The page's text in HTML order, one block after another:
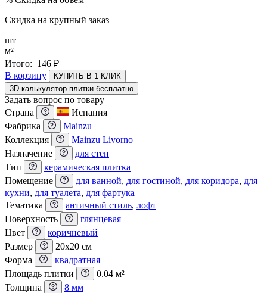
Скидка на крупный заказ
шт
м²
Итого: 146 ₽
В корзину
КУПИТЬ В 1 КЛИК
3D калькулятор плитки бесплатно
Задать вопрос по товару
Страна
Испания
Фабрика
Mainzu
Коллекция
Mainzu Livorno
Назначение
для стен
Тип
керамическая плитка
Помещение
для ванной, для гостиной, для коридора, для
кухни, для туалета, для фартука
Тематика
античный стиль, лофт
Поверхность
глянцевая
Цвет
коричневый
Размер
20x20 см
Форма
квадратная
Площадь плитки
0.04 м²
Толщина
8 мм